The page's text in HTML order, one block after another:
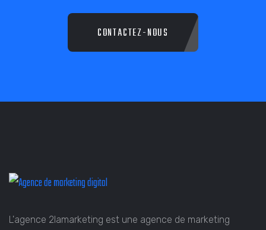
CONTACTEZ-NOUS
L'agence 2lamarketing est une agence de marketing